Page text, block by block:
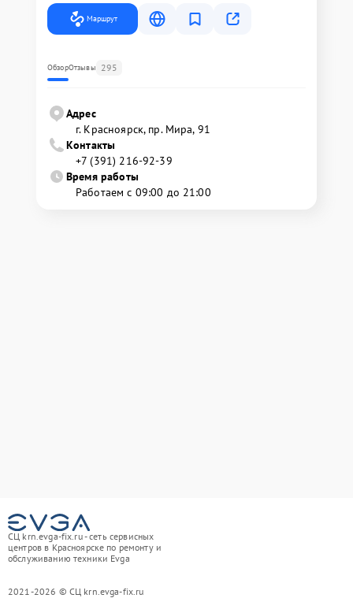
Маршрут
ОбзорОтзывы 295
Адрес
г. Красноярск, ​пр. Мира, 91
Контакты
+7 (391) 216-92-39
Время работы
Работаем с 09:00 до 21:00
СЦ krn.evga-fix.ru - сеть сервисных
центров в Красноярске по ремонту и
обслуживанию техники Evga
2021-2026 © СЦ krn.evga-fix.ru